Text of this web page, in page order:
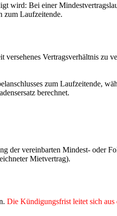
wird: Bei einer
zum Laufzeitende.
Vertragsverhältnis zu
zum Laufzeitende,
berechnet.
der vereinbarten Mindest- oder
Mietvertrag).
Die Kündigungsfrist leitet sich